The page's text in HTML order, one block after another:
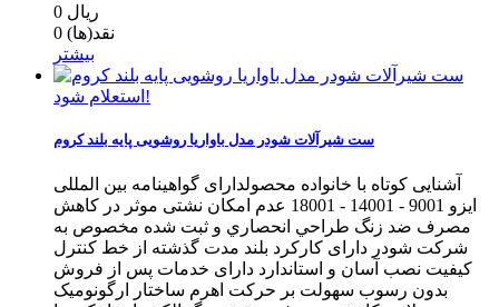
0 ریال
0 نقد(ها)
بیشتر
استعلام شود!
ست شیرآلات شودر مدل باواریا روشویی پایه بلند کروم
آشنایی کوتاه با خانواده محصولدارای گواهینامه بین المللی
ایزو 9001 - 14001 - 18001 عدم امکان نشتی موثر در کاهش
مصرف ضد زنگ طراحي انحصاري و ثبت شده مخصوص به
شرکت شودر دارای کارکرد بلند مدت گذشته از خط كنترل
كيفيت نصب آسان و استاندارد دارای خدمات پس از فروش
بدون رسوب سهولت بر حرکت اهرم ساختار ارگونومیک